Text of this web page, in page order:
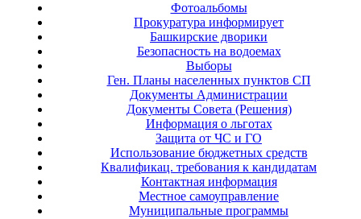
Фотоальбомы
Прокуратура информирует
Башкирские дворики
Безопасность на водоемах
Выборы
Ген. Планы населенных пунктов СП
Документы Администрации
Документы Совета (Решения)
Информация о льготах
Защита от ЧС и ГО
Использование бюджетных средств
Квалификац. требования к кандидатам
Контактная информация
Местное самоуправление
Муниципальные программы